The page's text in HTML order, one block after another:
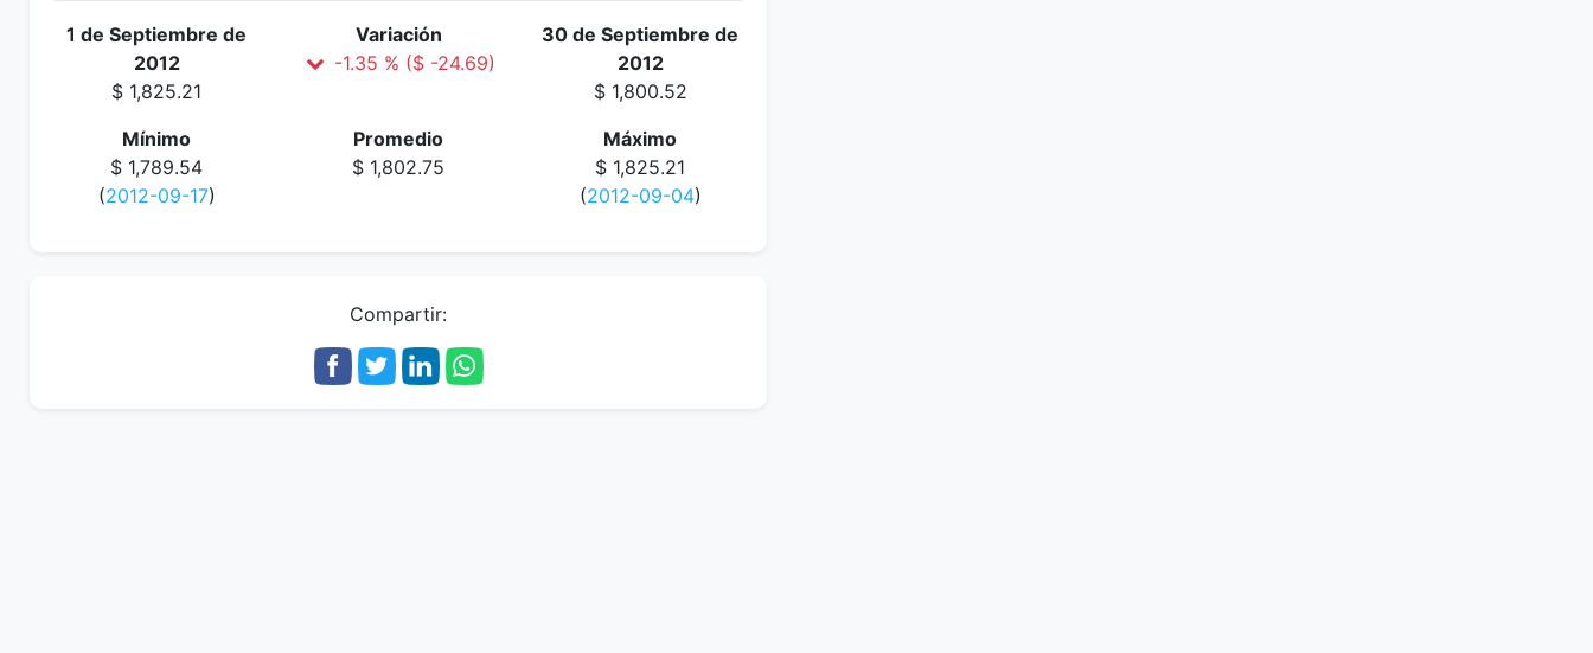
1 de Septiembre de
2012
$ 1,825.21
Variación
-1.35 % ($ -24.69)
30 de Septiembre de
2012
$ 1,800.52
Mínimo
$ 1,789.54
(2012-09-17)
Promedio
$ 1,802.75
Máximo
$ 1,825.21
(2012-09-04)
Compartir: